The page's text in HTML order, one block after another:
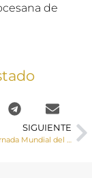
de
SIGUIENTE
11 de febrero, Jornada Mundial del Enfermo